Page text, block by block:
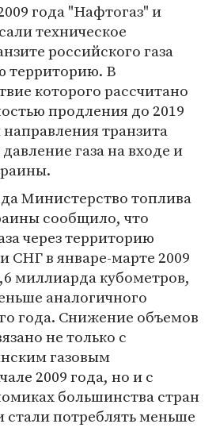
года "Нафтогаз" и
техническое
российского газа
территорию. В
которого рассчитано
продления до 2019
транзита
газа на входе и
Министерство топлива
сообщило, что
через территорию
СНГ в январе-марте 2009
миллиарда кубометров,
аналогичного
года. Снижение объемов
не только с
газовым
2009 года, но и с
большинства стран
стали потреблять меньше